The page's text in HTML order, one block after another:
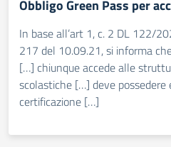
Obbligo Green Pass per
In base all’art 1, c. 2 DL 122/
217 del 10.09.21, si informa
[…] chiunque accede alle
scolastiche […] deve
certificazione […]